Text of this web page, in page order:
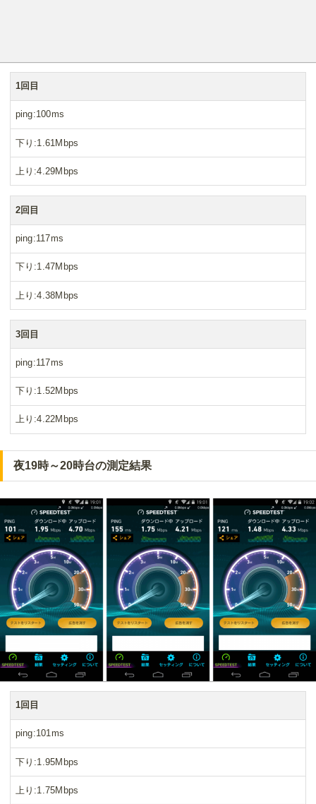
1回目
ping 100ms
下り 1.61Mbps
上り 4.29Mbps
2回目
ping 117ms
下り 1.47Mbps
上り 4.38Mbps
3回目
ping 117ms
下り 1.52Mbps
上り 4.22Mbps
夜19時～20時台の測定結果
1回目
ping 101ms
下り 1.95Mbps
上り 1.75Mbps